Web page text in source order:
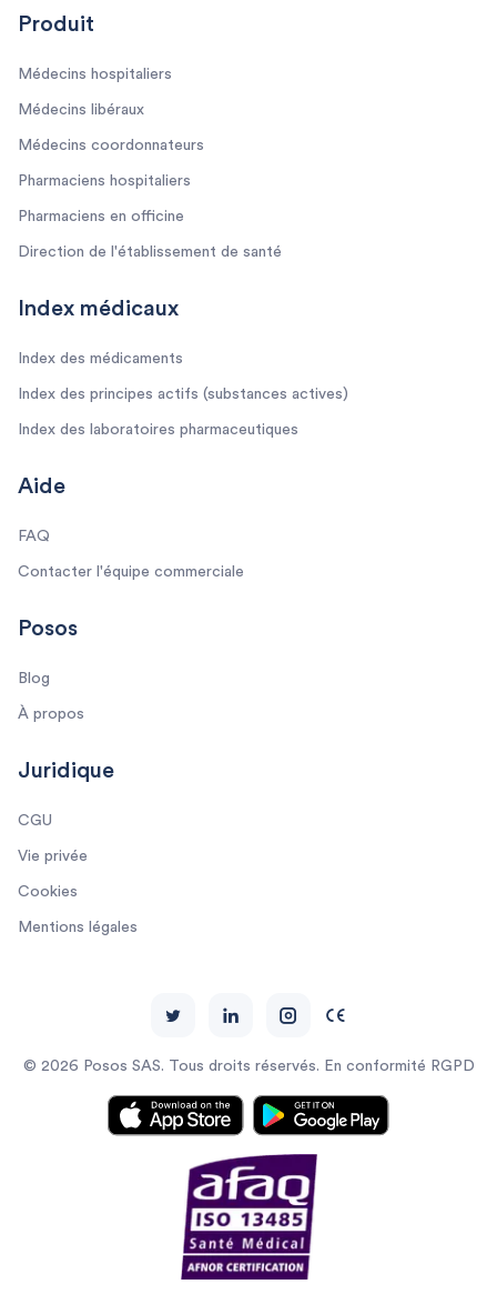
© 2026 Posos SAS. Tous droits réservés. En conformité RGPD
Produit
Médecins hospitaliers
Médecins libéraux
Médecins coordonnateurs
Pharmaciens hospitaliers
Pharmaciens en officine
Direction de l'établissement de santé
Index médicaux
Index des médicaments
Index des principes actifs (substances actives)
Index des laboratoires pharmaceutiques
Aide
FAQ
Contacter l'équipe commerciale
Posos
Blog
À propos
Juridique
CGU
Vie privée
Cookies
Mentions légales